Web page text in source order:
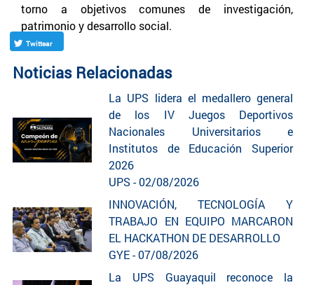
torno a objetivos comunes de investigación,
patrimonio y desarrollo social.
Twittear
Noticias Relacionadas
La UPS lidera el medallero general
de los IV Juegos Deportivos
Nacionales Universitarios e
Institutos de Educación Superior
2026
UPS - 02/08/2026
INNOVACIÓN, TECNOLOGÍA Y
TRABAJO EN EQUIPO MARCARON
EL HACKATHON DE DESARROLLO
GYE - 07/08/2026
La UPS Guayaquil reconoce la